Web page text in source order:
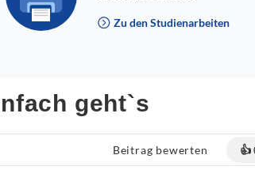
Zu den Studienarbeiten
geht`s
Beitrag bewerten 👍